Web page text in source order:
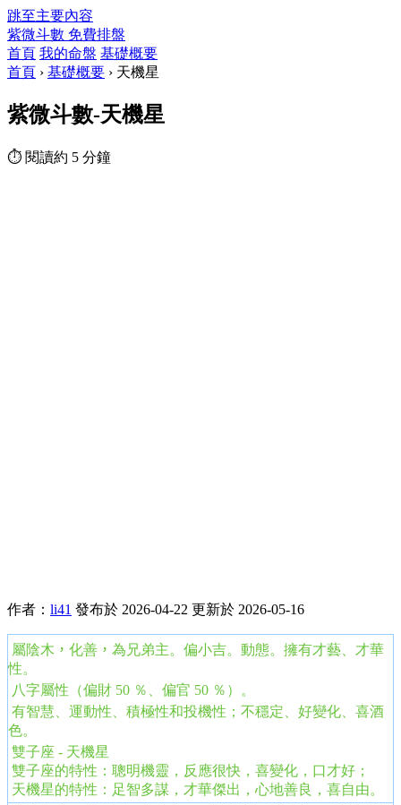
跳至主要內容
紫微斗數 免費排盤
首頁 我的命盤 基礎概要
首頁 › 基礎概要 › 天機星
紫微斗數-天機星
⏱ 閱讀約 5 分鐘
作者： li41 發布於 2026-04-22 更新於 2026-05-16
屬陰木 ， 化善 ， 為兄弟主。偏小吉。動態。擁有才藝、才華
性。
八字屬性（偏財 50 ％、偏官 50 ％）。
有智慧、運動性、積極性和投機性 ； 不穩定、好變化、喜酒
色。
雙子座 - 天機星
雙子座的特性：聰明機靈，反應很快，喜變化，口才好；
天機星的特性：足智多謀，才華傑出，心地善良，喜自由。